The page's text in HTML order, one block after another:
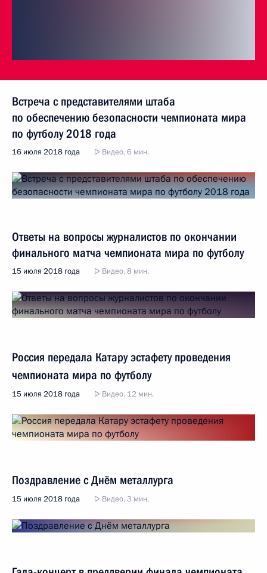
Встреча с представителями штаба
по обеспечению безопасности чемпионата мира
по футболу 2018 года
16 июля 2018 года Видео, 6 мин.
Ответы на вопросы журналистов по окончании
финального матча чемпионата мира по футболу
15 июля 2018 года Видео, 8 мин.
Россия передала Катару эстафету проведения
чемпионата мира по футболу
15 июля 2018 года Видео, 12 мин.
Поздравление с Днём металлурга
15 июля 2018 года Видео, 3 мин.